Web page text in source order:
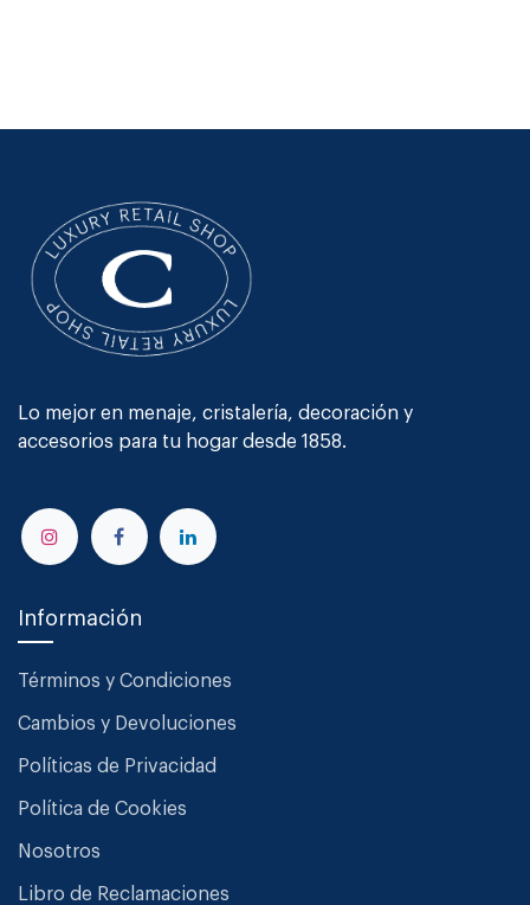
Lo mejor en menaje, cristalería, decoración y
accesorios para tu hogar desde 1858.
Información
Términos y Condiciones
Cambios y Devoluciones
Políticas de Privacidad
Política de Cookies
Nosotros
Libro de Reclamaciones